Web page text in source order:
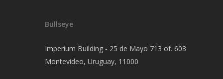
Bullseye
Imperium Building - 25 de Mayo 713 of. 603
Montevideo, Uruguay, 11000